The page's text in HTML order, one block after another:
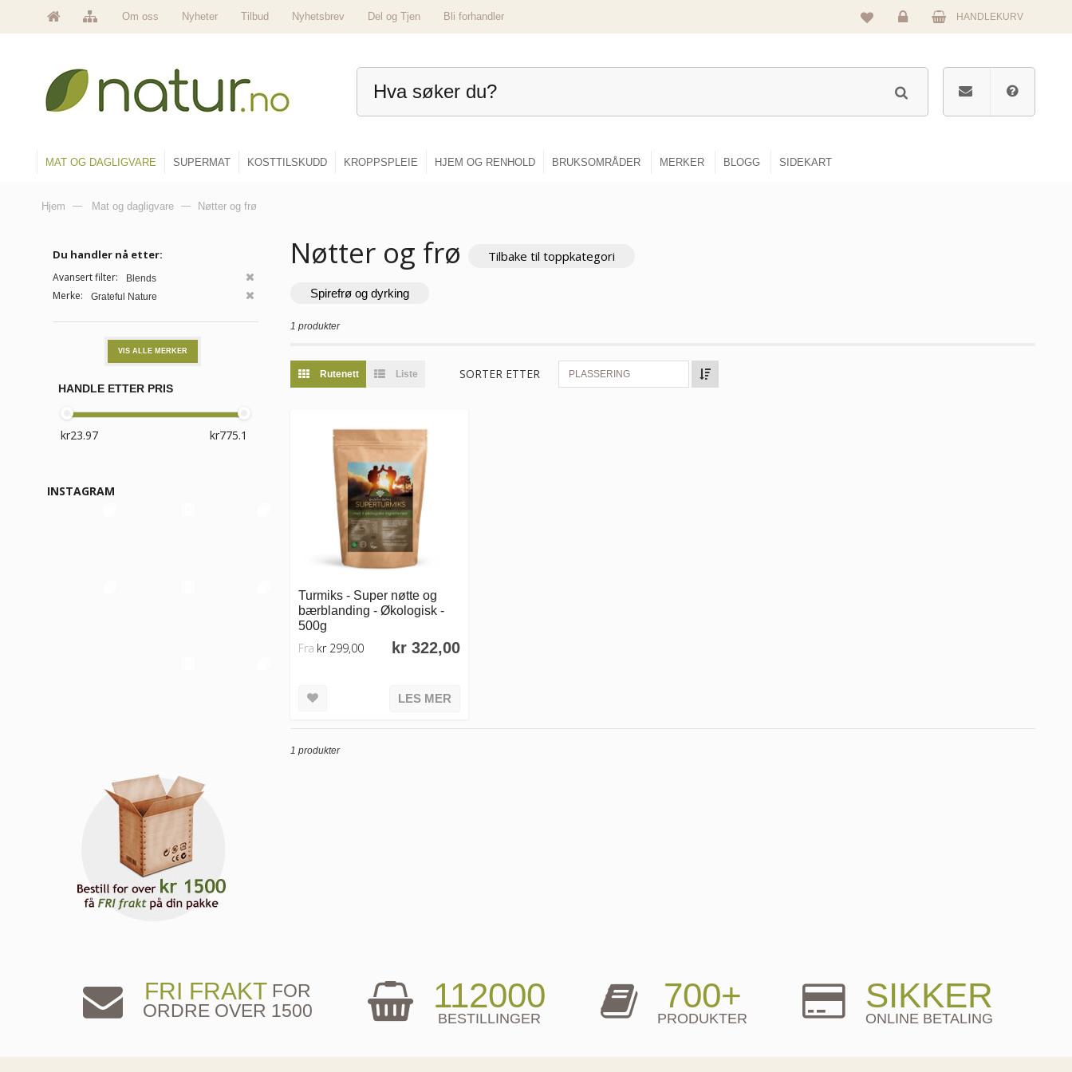
Om oss Nyheter Tilbud Nyhetsbrev Del og Tjen
Bli forhandler
Logg
HANDLEKURV
MAT OG DAGLIGVARE SUPERMAT KOSTTILSKUDD KROPPSPLEIE HJEM OG RENHOLD BRUKSOMRÅDER MERKER BLOGG SIDEKART
Hjem — Mat og dagligvare — Nøtter og frø
Nøtter og frø Tilbake til toppkategori
Spirefrø og dyrking
1 produkter
Rutenett Liste SORTER ETTER PLASSERING
Turmiks - Super nøtte og
bærblanding - Økologisk -
500g
kr 322,00
Fra kr 299,00
LES MER
1 produkter
Du handler nå etter:
Avansert filter: Blends
Merke: Grateful Nature
VIS ALLE MERKER
HANDLE ETTER PRIS
INSTAGRAM
FRI FRAKT FOR
ORDRE OVER 1500
112000
BESTILLINGER
700+
PRODUKTER
SIKKER
ONLINE BETALING